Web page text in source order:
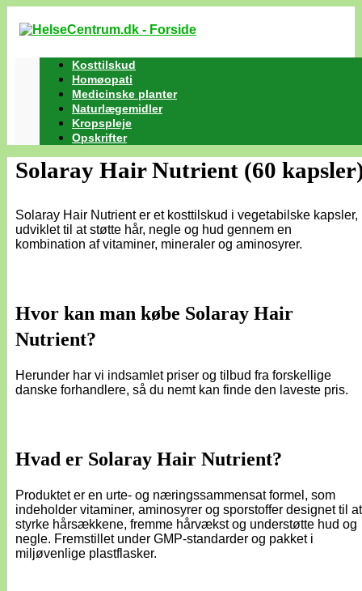
Kosttilskud
Homøopati
Medicinske planter
Naturlægemidler
Kropspleje
Opskrifter
Solaray Hair Nutrient (60
Solaray Hair Nutrient er et kosttilskud i vegetabilske kapsler,
udviklet til at støtte hår, negle og hud gennem en
kombination af vitaminer, mineraler og aminosyrer.
Hvor kan man købe Solaray Hair
Nutrient?
Herunder har vi indsamlet priser og tilbud fra forskellige
danske forhandlere, så du nemt kan finde den laveste pris.
Hvad er Solaray Hair Nutrient?
Produktet er en urte- og næringssammensat formel, som
indeholder vitaminer, aminosyrer og sporstoffer designet til at
styrke hårsækkene, fremme hårvækst og understøtte hud og
negle. Fremstillet under GMP-standarder og pakket i
miljøvenlige plastflasker.